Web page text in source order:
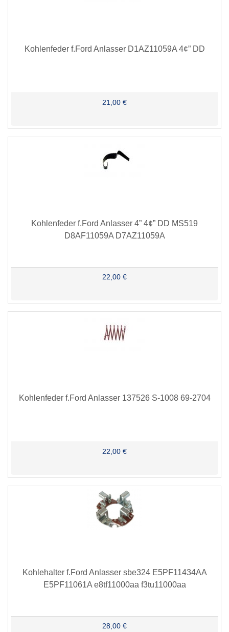
Kohlenfeder f.Ford Anlasser D1AZ11059A 4¢” DD
21,00 €
Kohlenfeder f.Ford Anlasser 4” 4¢” DD MS519
D8AF11059A D7AZ11059A
22,00 €
Kohlenfeder f.Ford Anlasser 137526 S-1008 69-2704
22,00 €
Kohlehalter f.Ford Anlasser sbe324 E5PF11434AA
E5PF11061A e8tf11000aa f3tu11000aa
28,00 €